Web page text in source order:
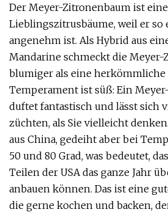
Der Meyer-Zitronenbaum ist
Lieblingszitrusbäume, weil er so
angenehm ist. Als Hybrid aus
Mandarine schmeckt die Meyer-
blumiger als eine herkömmliche
Temperament ist süß: Ein
duftet fantastisch und lässt sich
züchten, als Sie vielleicht
aus China, gedeiht aber bei
50 und 80 Grad, was bedeutet,
Teilen der USA das ganze Jahr
anbauen können. Das ist eine
die gerne kochen und backen,